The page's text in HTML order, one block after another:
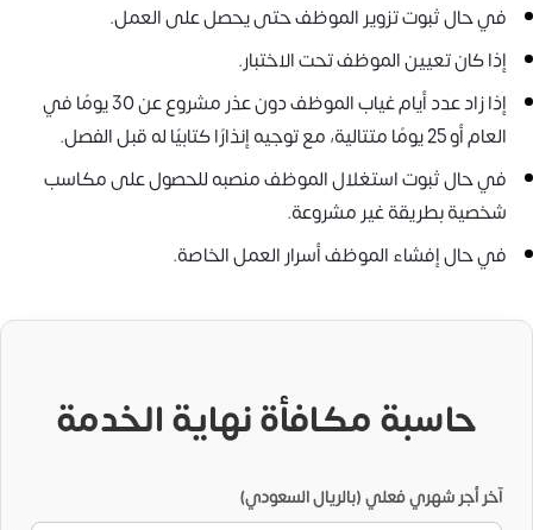
في حال ثبوت تزوير الموظف حتى يحصل على العمل.
إذا كان تعيين الموظف تحت الاختبار.
إذا زاد عدد أيام غياب الموظف دون عذر مشروع عن 30 يومًا في
العام أو 25 يومًا متتالية، مع توجيه إنذارًا كتابيًا له قبل الفصل.
في حال ثبوت استغلال الموظف منصبه للحصول على مكاسب
شخصية بطريقة غير مشروعة.
في حال إفشاء الموظف أسرار العمل الخاصة.
حاسبة مكافأة نهاية الخدمة
آخر أجر شهري فعلي (بالريال السعودي)